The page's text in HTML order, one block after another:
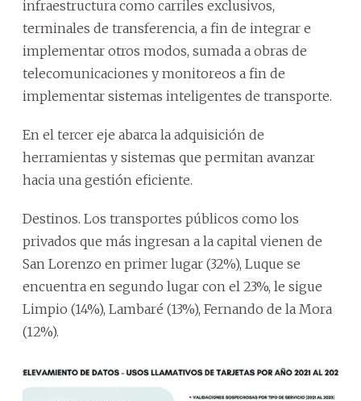
infraestructura como carriles exclusivos,
terminales de transferencia, a fin de integrar e
implementar otros modos, sumada a obras de
telecomunicaciones y monitoreos a fin de
implementar sistemas inteligentes de transporte.
En el tercer eje abarca la adquisición de
herramientas y sistemas que permitan avanzar
hacia una gestión eficiente.
Destinos. Los transportes públicos como los
privados que más ingresan a la capital vienen de
San Lorenzo en primer lugar (32%), Luque se
encuentra en segundo lugar con el 23%, le sigue
Limpio (14%), Lambaré (13%), Fernando de la Mora
(12%).